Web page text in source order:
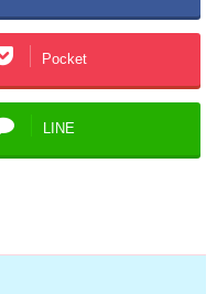
Pocket
LINE